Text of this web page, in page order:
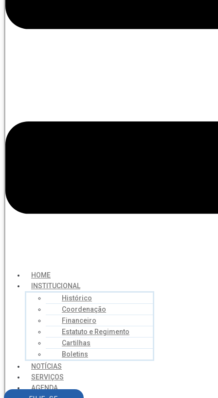
HOME
INSTITUCIONAL
Histórico
Coordenação
Financeiro
Estatuto e Regimento
Cartilhas
Boletins
NOTÍCIAS
SERVIÇOS
AGENDA